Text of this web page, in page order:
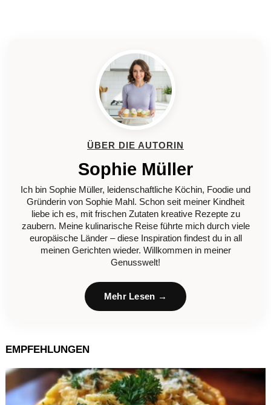
ÜBER DIE AUTORIN
Sophie Müller
Ich bin Sophie Müller, leidenschaftliche Köchin, Foodie und
Gründerin von Sophie Mahl. Schon seit meiner Kindheit
liebe ich es, mit frischen Zutaten kreative Rezepte zu
zaubern. Meine kulinarische Reise führte mich durch viele
europäische Länder – diese Inspiration findest du in all
meinen Gerichten wieder. Willkommen in meiner
Genusswelt!
Mehr Lesen →
EMPFEHLUNGEN